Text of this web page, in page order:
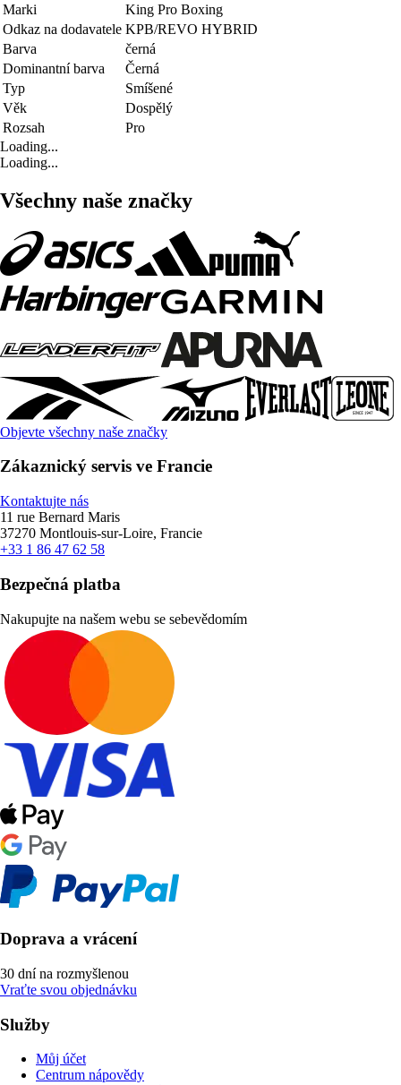
Marki
King Pro Boxing
Odkaz na dodavatele KPB/REVO HYBRID
Barva
černá
Dominantní barva
Černá
Typ
Smíšené
Věk
Dospělý
Rozsah
Pro
Loading...
Loading...
Všechny naše značky
Objevte všechny naše značky
Zákaznický servis ve Francie
Kontaktujte nás
11 rue Bernard Maris
37270 Montlouis-sur-Loire, Francie
+33 1 86 47 62 58
Bezpečná platba
Nakupujte na našem webu se sebevědomím
Doprava a vrácení
30 dní na rozmyšlenou
Vraťte svou objednávku
Služby
Můj účet
Centrum nápovědy